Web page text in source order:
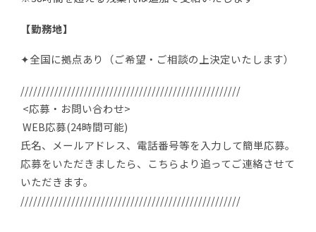
【勤務地】
✦全国に拠点あり（ご希望・ご相談の上決定いたします）
////////////////////////////////////////////////////
<応募・お問い合わせ>
WEB応募(24時間可能)
氏名、メールアドレス、電話番号等を入力して簡単応募。
応募をいただきましたら、こちらより追ってご連絡させて
いただきます。
////////////////////////////////////////////////////